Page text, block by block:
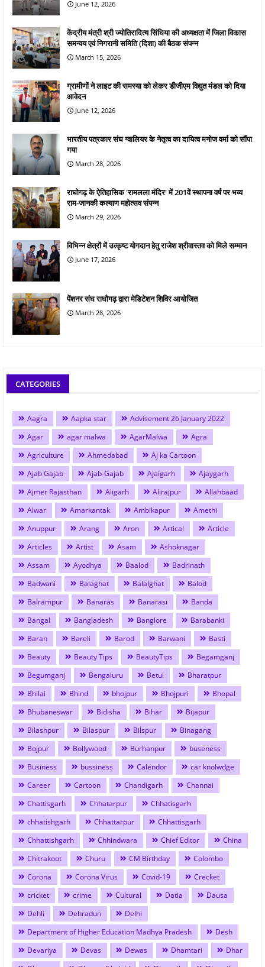
June 12, 2026
केंद्रीय मंत्री श्री ज्योतिरादित्य सिंधिया की अध्यक्षता में जिला विकास
समन्वय एवं निगरानी समिति (दिशा) की बैठक संपन्न
March 15, 2026
ग्रामीणों ने लाइट की समस्या को लेकर डीजीएम विद्युत मंडल को दिया
आवेदन
June 12, 2026
भारतीय पत्रकार संघ ग्वालियर के नेतृत्व का दायित्व मनोज वर्मा को सौंपा
गया
March 28, 2026
राघोगढ़ के ऐतिहासिक 'रामलला मंदिर' में 201वें स्थापना वर्ष पर भव्य
राम-जानकी कल्याण महोत्सव संपन्न
March 29, 2026
विभिन्न क्षेत्रों में उत्कृष्ट योगदान हेतु राजेश श्रीवास्तव को मिले सम्मान
June 17, 2026
पेंशनर संघ राघौगढ़ द्वारा मेडिटेशन शिविर आयोजित
March 28, 2026
CATEGORIES
Aagra Aapka star
Advisement 26 January 2022
Agar
agar malwa AgarMalwa
Agra
Agriculture
Ahmedabad
Aj ka Cartoon
Ajab Gajab
Ajab-Gajab Ajaigarh
Ajaygarh
Ajmer Rajasthan
Aligarh Alirajpur
Allahbaad
Alwar
Amarkantak Ambikapur
Amethi
Anuppur
Arang Aron Artical
Article
Articles
Artist Asam
Ashoknagar
Assam
Ayodhya Baalod
Badrinath
Badwani
Balaghat Balalghat
Balod
Balrampur
Banaras Banarasi
Banda
Bangal
Bangladesh Banglore
Barabanki
Baran
Bareli Barod Barwani
Basti
Beauty
Beauty Tips BeautyTips
Begamganj
Begumganj
Bengaluru Betul
Bharatpur
Bhilai
Bhind bhojpur Bhojpuri
Bhopal
Bhubaneswar
Bidisha Bihar
Bijapur
Bilashpur
Bilaspur Bilspur
Binagang
Bojpur
Bollywood Burhanpur
buseness
Business
bussiness Calendor
car knolwdge
Career
Cartoon Chandigarh
Channai
Chattisgarh
Chhatarpur
Chhatisgarh
chhatishgarh
Chhattarpur
Chhattisgarh
Chhattishgarh
Chhindwara Chief Editor
China
Chitrakoot
Churu CM Birthday
Colombo
Corona
Corona Virus Covid-19
Crecket
cricket
crime Cultural Datia
Dausa
Dehli
Dehradun
Delhi
Department of Higher Education Madhya Pradesh
Desh
Devariya
Devas Dewas Dhamtari
Dhar